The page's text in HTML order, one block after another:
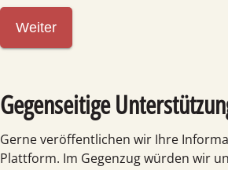
s
t
Gegenseitige
Gerne veröffentlichen wir Ihre
Plattform. Im Gegenzug würden wir